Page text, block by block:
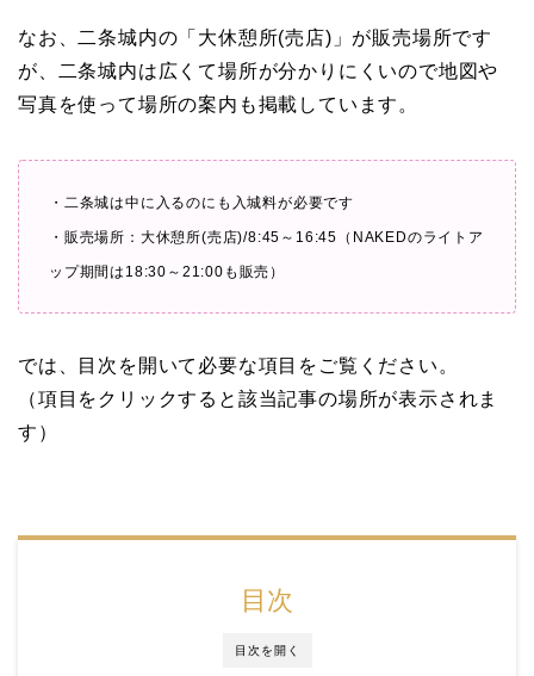
なお、二条城内の「大休憩所(売店)」が販売場所です
が、二条城内は広くて場所が分かりにくいので地図や
写真を使って場所の案内も掲載しています。
・二条城は中に入るのにも入城料が必要です
・販売場所：大休憩所(売店)/8:45～16:45（ NAKEDのライトア
ップ期間は18:30～21:00も販売）
では、目次を開いて必要な項目をご覧ください。
（項目をクリックすると該当記事の場所が表示されま
す）
目次を開く
目次